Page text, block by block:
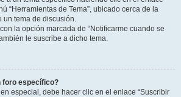
“Herramientas de Tema”, ubicado cerca de la
un tema de discusión.
la opción marcada de “Notificarme cuando se
le suscribe a dicho tema.
foro específico?
especial, debe hacer clic en el enlace “Suscribir